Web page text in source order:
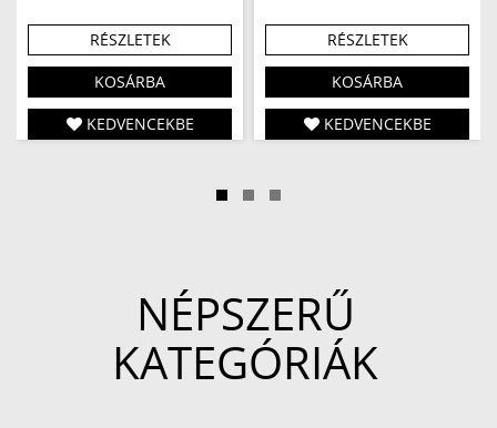
RÉSZLETEK
KOSÁRBA
KEDVENCEKBE
RÉSZLETEK
KOSÁRBA
KEDVENCEKBE
NÉPSZERŰ
KATEGÓRIÁK